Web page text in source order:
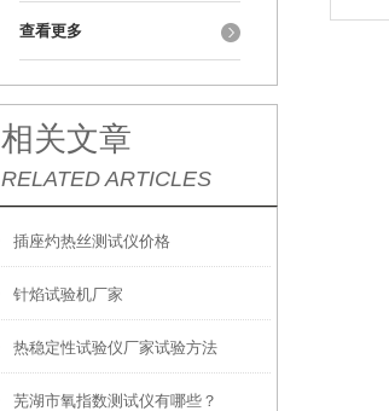
查看更多
相关文章
RELATED ARTICLES
插座灼热丝测试仪价格
针焰试验机厂家
热稳定性试验仪厂家试验方法
芜湖市氧指数测试仪有哪些？